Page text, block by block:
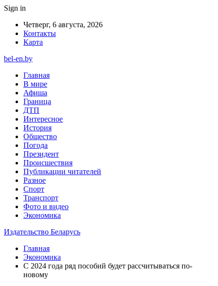
Sign in
Четверг, 6 августа, 2026
Контакты
Карта
bel-en.by
Главная
В мире
Афиша
Граница
ДТП
Интересное
История
Общество
Погода
Президент
Происшествия
Публикации читателей
Разное
Спорт
Транспорт
Фото и видео
Экономика
Издательство Беларусь
Главная
Экономика
С 2024 года ряд пособий будет рассчитываться по-
новому